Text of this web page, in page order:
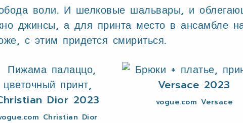
воли. И шелковые шальвары, и
джинсы, а для принта место в ансамбле
с этим придется смириться.
Christian Dior
vogue.com Versace